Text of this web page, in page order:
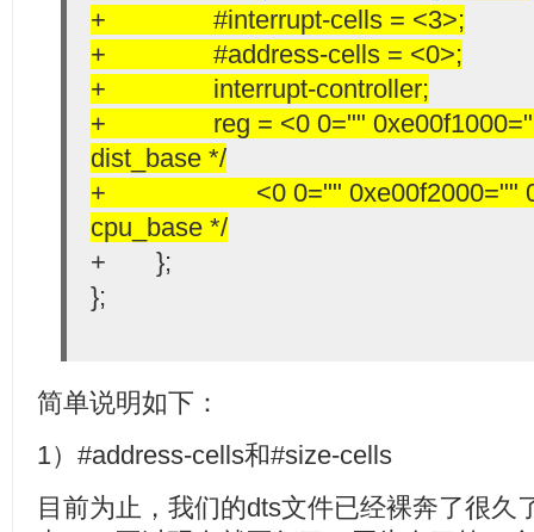
+ #interrupt-cells = <3>;
+ #address-cells = <0>;
+ interrupt-controller;
+ reg = <0 0="" 0xe00f1000=""
dist_base */
+ <0 0="" 0xe00f2000=""
cpu_base */
+ };
};
简单说明如下：
1）#address-cells和#size-cells
目前为止，我们的dts文件已经裸奔了很久